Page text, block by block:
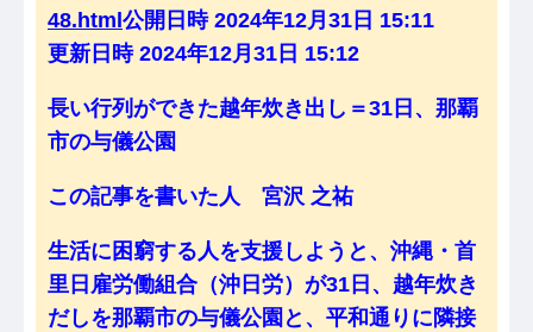
48.html公開日時 2024年12月31日 15:11
更新日時 2024年12月31日 15:12
長い行列ができた越年炊き出し＝31日、那覇
市の与儀公園
この記事を書いた人 宮沢 之祐
生活に困窮する人を支援しようと、沖縄・首
里日雇労働組合（沖日労）が31日、越年炊き
だしを那覇市の与儀公園と、平和通りに隣接